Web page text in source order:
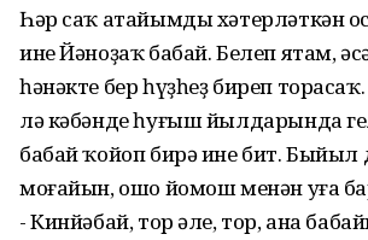
Һәр саҡ атайымды хәтерләткән
ине Йәноҙаҡ бабай. Белеп ятам,
һәнәкте бер һүҙһеҙ биреп
лә кәбәнде һуғыш йылдарында
бабай ҡойоп бирә ине бит. Быйыл
моғайын, ошо йомош менән уға
- Кинйәбай, тор әле, тор, ана